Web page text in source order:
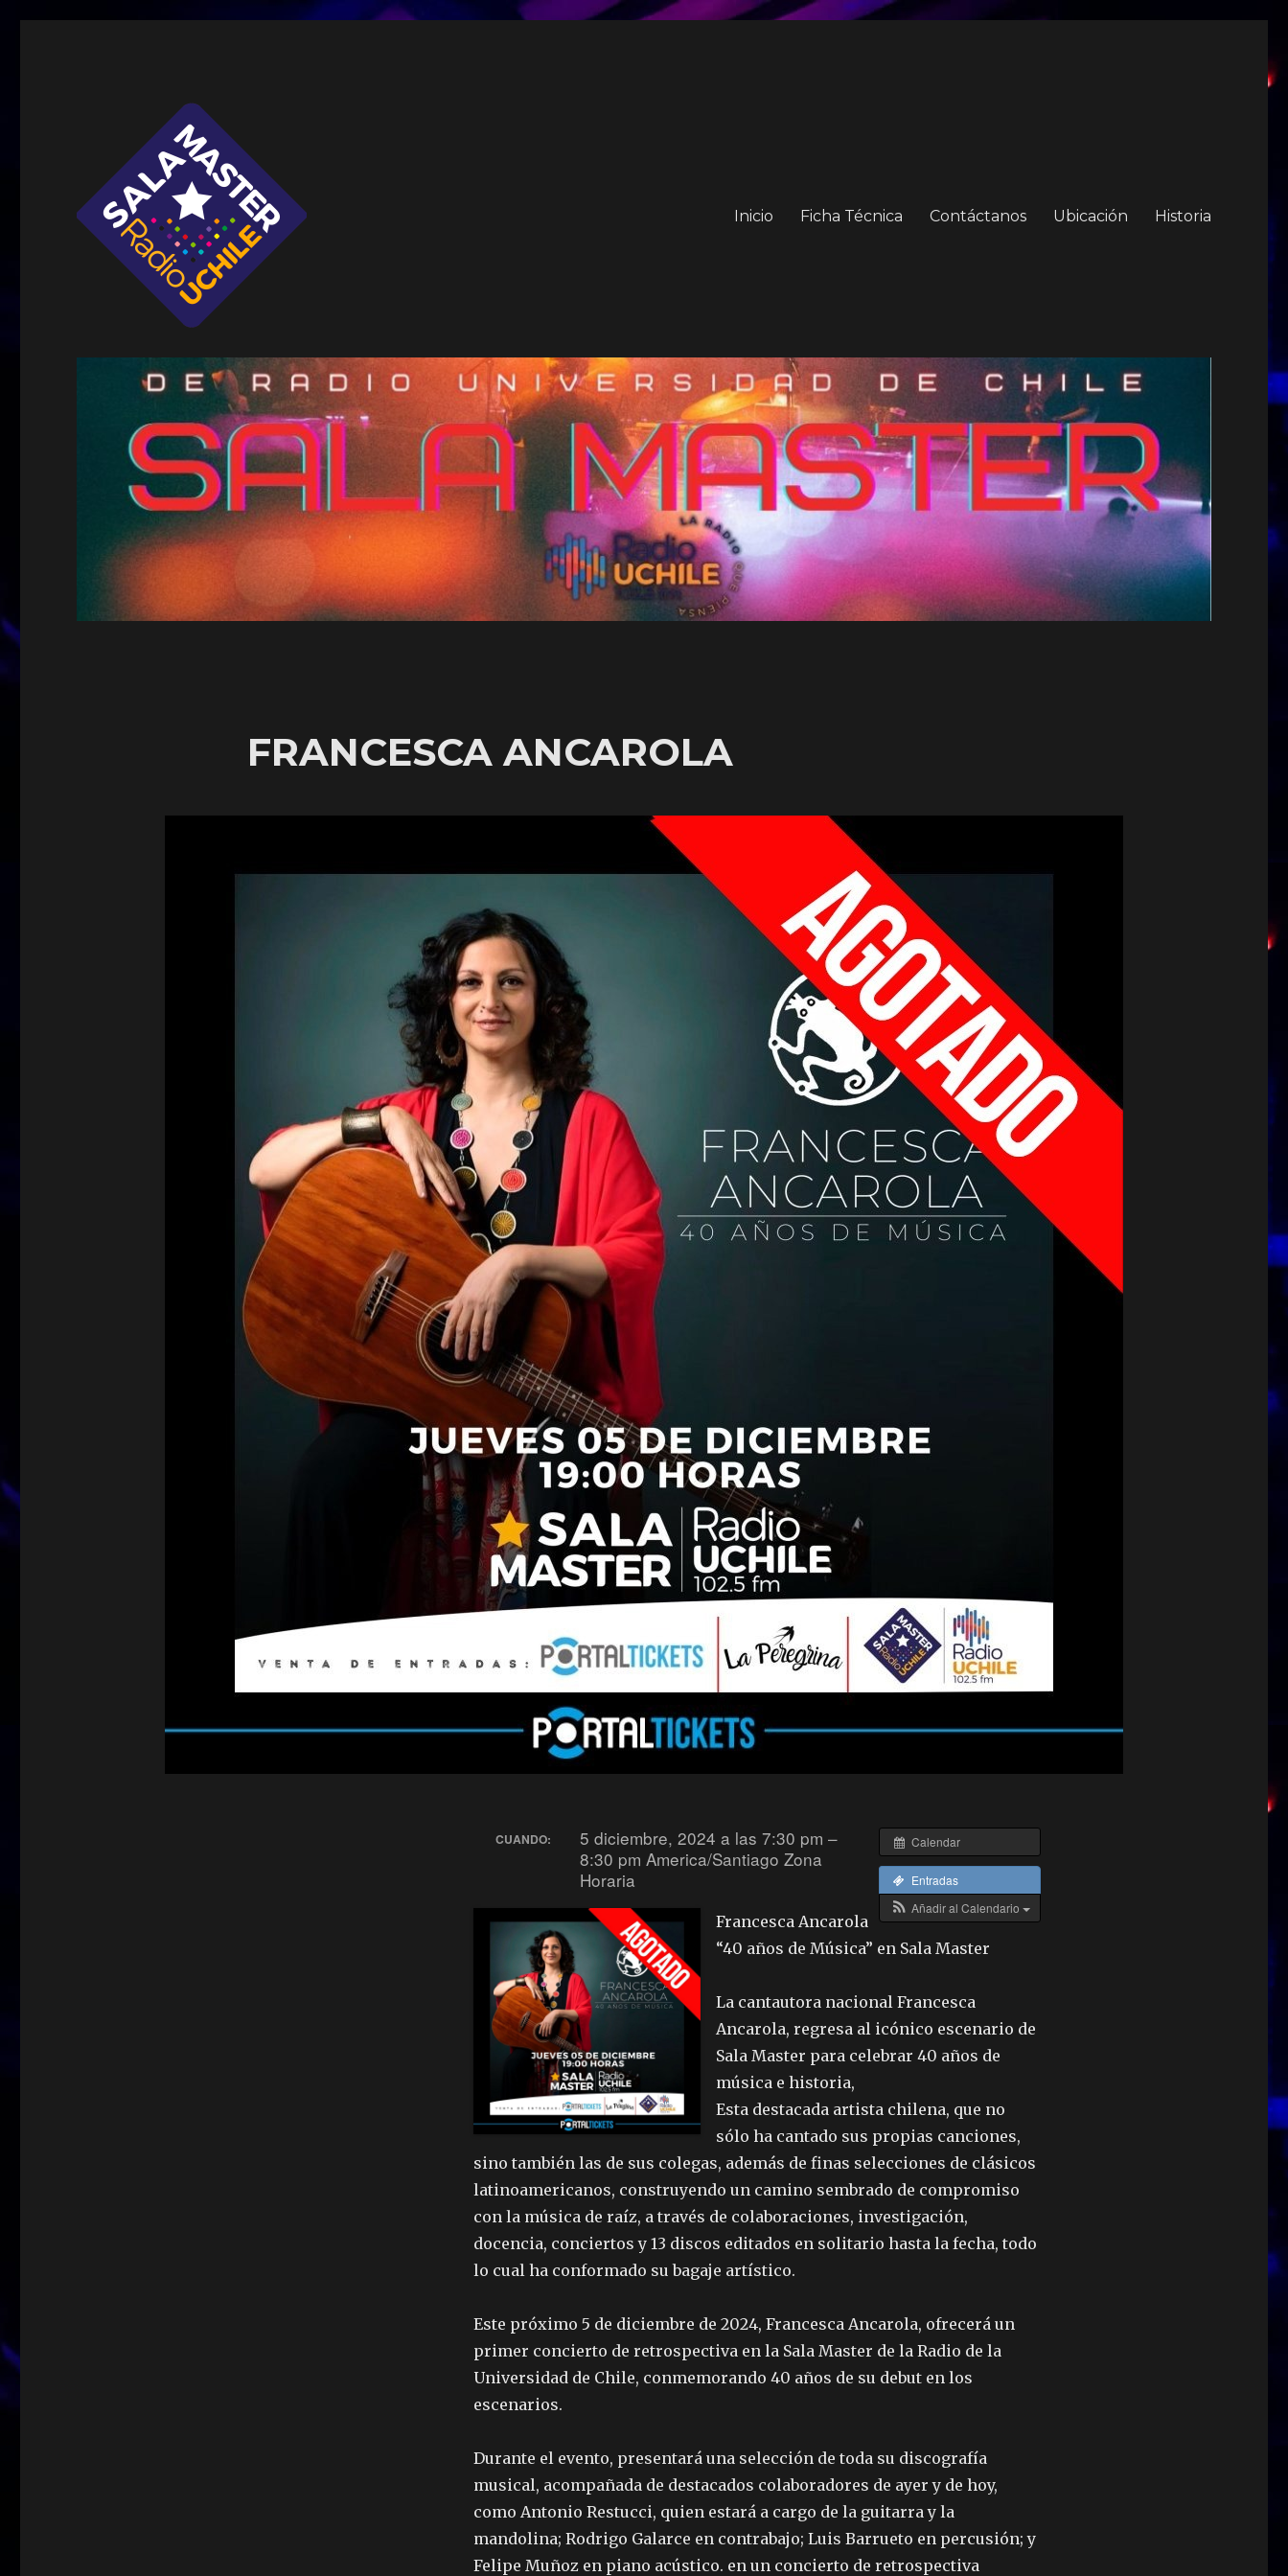
Sala Master
Inicio Ficha Técnica Contáctanos Ubicación Historia
FRANCESCA ANCAROLA
Calendar
Entradas
Añadir al Calendario
CUANDO:
5 diciembre, 2024 a las 7:30 pm –
8:30 pmAmerica/Santiago Zona
Horaria
Francesca Ancarola
“40 años de Música” en Sala Master
La cantautora nacional Francesca
Ancarola, regresa al icónico escenario de
Sala Master para celebrar 40 años de
música e historia,
Esta destacada artista chilena, que no
sólo ha cantado sus propias canciones,
sino también las de sus colegas, además de finas selecciones de clásicos
latinoamericanos, construyendo un camino sembrado de compromiso
con la música de raíz, a través de colaboraciones, investigación,
docencia, conciertos y 13 discos editados en solitario hasta la fecha, todo
lo cual ha conformado su bagaje artístico.
Este próximo 5 de diciembre de 2024, Francesca Ancarola, ofrecerá un
primer concierto de retrospectiva en la Sala Master de la Radio de la
Universidad de Chile, conmemorando 40 años de su debut en los
escenarios.
Durante el evento, presentará una selección de toda su discografía
musical, acompañada de destacados colaboradores de ayer y de hoy,
como Antonio Restucci, quien estará a cargo de la guitarra y la
mandolina; Rodrigo Galarce en contrabajo; Luis Barrueto en percusión; y
Felipe Muñoz en piano acústico. en un concierto de retrospectiva